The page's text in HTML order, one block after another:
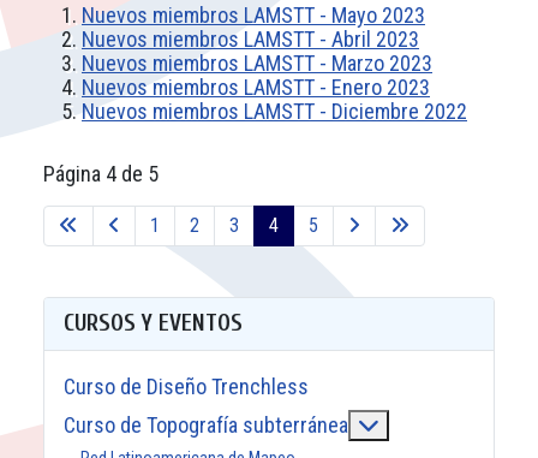
Nuevos miembros LAMSTT - Mayo 2023
Nuevos miembros LAMSTT - Abril 2023
Nuevos miembros LAMSTT - Marzo 2023
Nuevos miembros LAMSTT - Enero 2023
Nuevos miembros LAMSTT - Diciembre 2022
Página 4 de 5
1 2 3 4 5
CURSOS Y EVENTOS
Curso de Diseño Trenchless
Curso de Topografía subterránea